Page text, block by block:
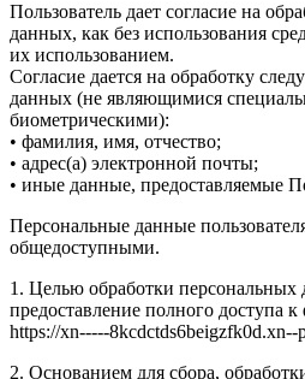
Пользователь дает согласие на
данных, как без использования
их использованием.
Согласие дается на обработку
данных (не являющимися
биометрическими):
• фамилия, имя, отчество;
• адрес(а) электронной почты;
• иные данные, предоставляемые
Персональные данные
общедоступными.
1. Целью обработки персональных
предоставление полного доступа
https://xn-----8kcdctds6beigzfk0d.xn--
2. Основанием для сбора,